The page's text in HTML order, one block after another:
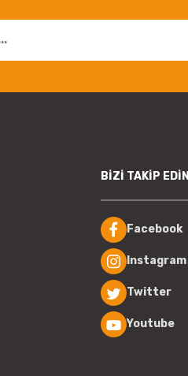
BİZİ TAKİP EDİN
Facebook
Instagram
Twitter
Youtube